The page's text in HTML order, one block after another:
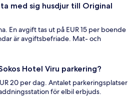
med sig husdjur till Original
En avgift tas ut på EUR 15 per boende
är avgiftsbefriade. Mat- och
Hotel Viru parkering?
20 per dag. Antalet parkeringsplatser
för elbil erbjuds.